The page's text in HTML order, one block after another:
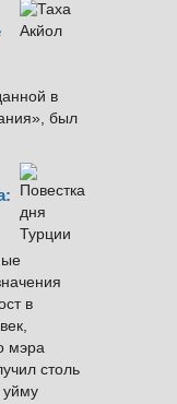
в
был
в
мэра
столь
уйму